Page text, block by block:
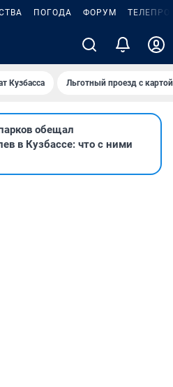
ПОГОДА ФОРУМ
Кузбасса Льготный проезд с
обещал
в Кузбассе: что с ними